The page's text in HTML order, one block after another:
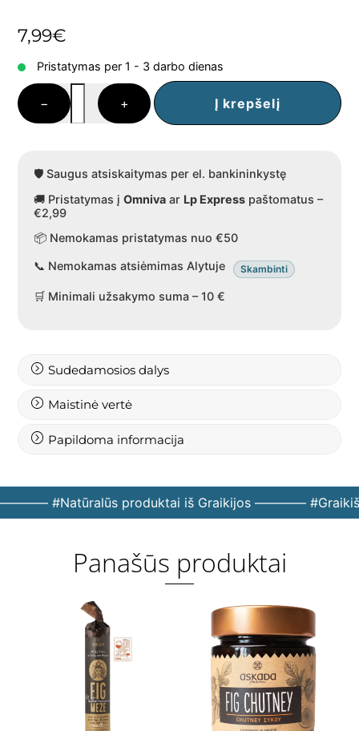
7,99€
Pristatymas per 1 - 3 darbo dienas
−
produkto
kiekis:
ritinėlis,
160
+ Į krepšelį
🛡️ Saugus atsiskaitymas per el. bankininkystę
🚚 Pristatymas įOmniva ar Lp Express paštomatus –
€2,99
📦 Nemokamas pristatymas nuo €50
📞 Nemokamas atsiėmimas Alytuje Skambinti
🛒 Minimali užsakymo suma – 10 €
Sudedamosios dalys
Maistinė vertė
Papildoma informacija
#Natūralūs produktai iš Graikijos ————
Panašūs produktai